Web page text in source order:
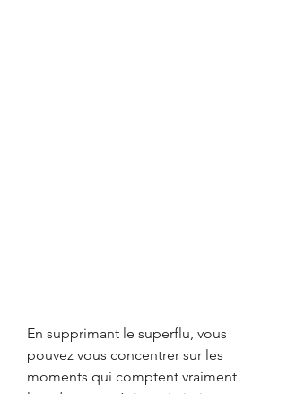
En supprimant le superflu, vous
pouvez vous concentrer sur les
moments qui comptent vraiment